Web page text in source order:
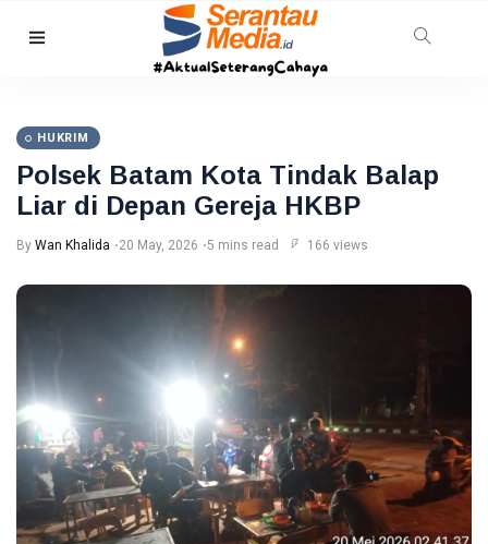
Gagalkan
Penyelundupan
1,3 Ton
Narkoba di
Perairan
Berakit
08 Aug,
2026
views
Pasar
Pekanbaru
Opsi Ambil
Alih
Warga
Pelalawan
Diserang
Beruang
Madu,
BBKSDA
Riau
08
Aug,
2026
34
views
HUKRIM
HUKRIM
Polsek Batam Kota Tindak Balap
Liar di Depan Gereja HKBP
By Wan Khalida 20 May, 2026 5 mins read 166 views